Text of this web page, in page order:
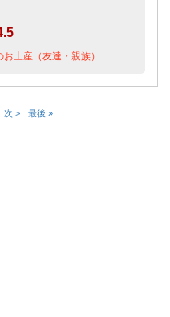
お土産（友達・親族）
次 > 最後 »